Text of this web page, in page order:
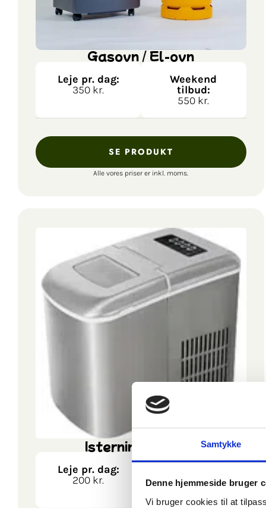
Samtykke
Denne hjemmeside bruger
Vi bruger cookies til at
Gasovn / El-ovn
Leje pr. dag:
350 kr.
Weekend
tilbud:
550 kr.
SE PRODUKT
Alle vores priser er inkl. moms.
Isterningmaskine
Leje pr. dag:
200 kr.
tilbud:
350 kr.